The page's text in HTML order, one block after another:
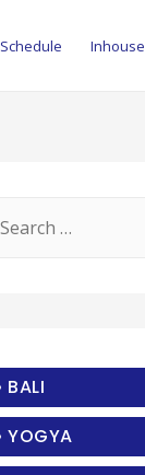
Inhouse
BALI
YOGYA